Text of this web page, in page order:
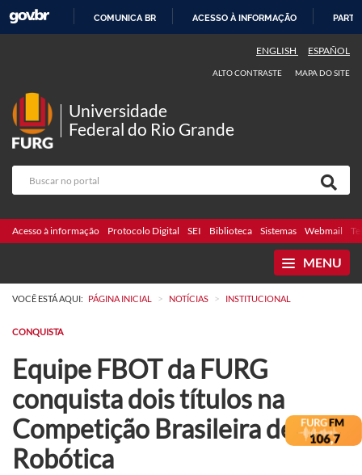
COMUNICA BR ACESSO À INFORMAÇÃO
ENGLISH ESPAÑOL
ALTO CONTRASTE MAPA DO SITE
Universidade
Federal do Rio Grande
Acesso à informação Protocolo Digital SEI Biblioteca Sistemas Webmail
MENU
VOCÊ ESTÁ AQUI: PÁGINA INICIAL > NOTÍCIAS > INSTITUCIONAL
CONQUISTA
Equipe FBOT da FURG
conquista dois títulos na
Competição Brasileira de
Robótica